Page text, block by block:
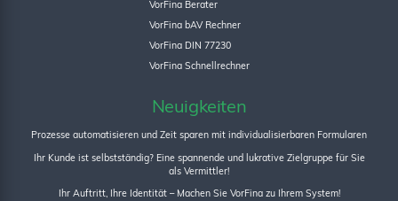
VorFina Berater
VorFina bAV Rechner
VorFina DIN 77230
VorFina Schnellrechner
Neuigkeiten
Prozesse automatisieren und Zeit sparen mit individualisierbaren Formularen
Ihr Kunde ist selbstständig? Eine spannende und lukrative Zielgruppe für Sie
als Vermittler!
Ihr Auftritt, Ihre Identität – Machen Sie VorFina zu Ihrem System!